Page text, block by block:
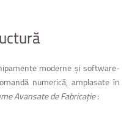
moderne şi software-
numerică, amplasate în
Avansate de Fabricație: